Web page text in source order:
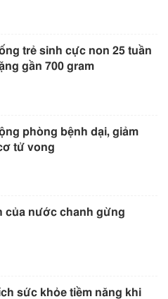
trẻ sinh cực non 25 tuần
gần 700 gram
phòng bệnh dại, giảm
tử vong
của nước chanh gừng
sức khỏe tiềm năng khi